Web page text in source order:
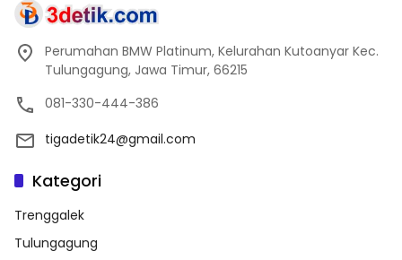
Perumahan BMW Platinum, Kelurahan Kutoanyar Kec.
Tulungagung, Jawa Timur, 66215
081-330-444-386
tigadetik24@gmail.com
Kategori
Trenggalek
Tulungagung